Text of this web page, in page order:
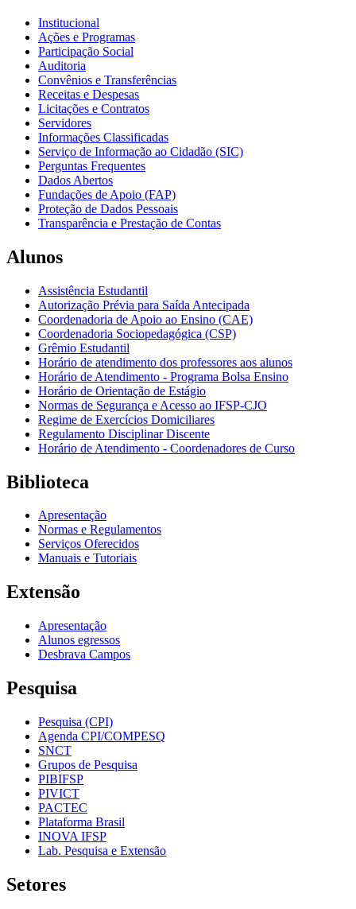
Institucional
Ações e Programas
Participação Social
Auditoria
Convênios e Transferências
Receitas e Despesas
Licitações e Contratos
Servidores
Informações Classificadas
Serviço de Informação ao Cidadão (SIC)
Perguntas Frequentes
Dados Abertos
Fundações de Apoio (FAP)
Proteção de Dados Pessoais
Transparência e Prestação de Contas
Alunos
Assistência Estudantil
Autorização Prévia para Saída Antecipada
Coordenadoria de Apoio ao Ensino (CAE)
Coordenadoria Sociopedagógica (CSP)
Grêmio Estudantil
Horário de atendimento dos professores aos alunos
Horário de Atendimento - Programa Bolsa Ensino
Horário de Orientação de Estágio
Normas de Segurança e Acesso ao IFSP-CJO
Regime de Exercícios Domiciliares
Regulamento Disciplinar Discente
Horário de Atendimento - Coordenadores de Curso
Biblioteca
Apresentação
Normas e Regulamentos
Serviços Oferecidos
Manuais e Tutoriais
Extensão
Apresentação
Alunos egressos
Desbrava Campos
Pesquisa
Pesquisa (CPI)
Agenda CPI/COMPESQ
SNCT
Grupos de Pesquisa
PIBIFSP
PIVICT
PACTEC
Plataforma Brasil
INOVA IFSP
Lab. Pesquisa e Extensão
Setores